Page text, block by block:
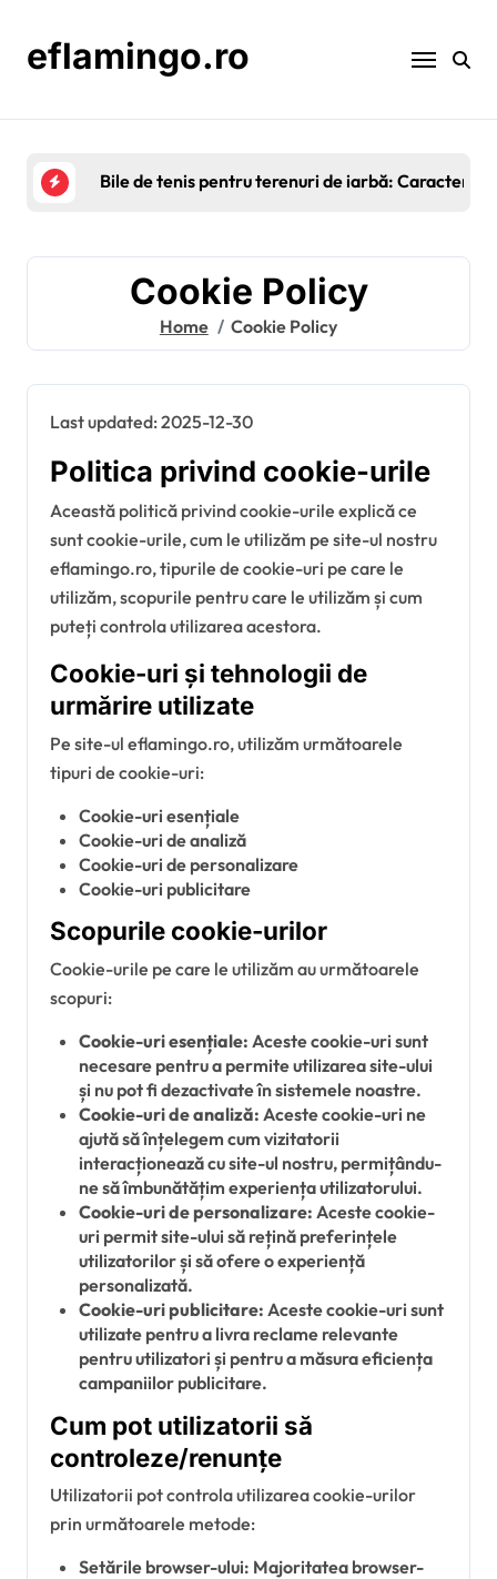
contenteflamingo.ro
Huse din fetru pentru mingile de tenis:
Cookie Policy
Home Cookie Policy
Last updated: 2025-12-30
Politica privind cookie-urile
Această politică privind cookie-urile explică ce
sunt cookie-urile, cum le utilizăm pe site-ul nostru
eflamingo.ro, tipurile de cookie-uri pe care le
utilizăm, scopurile pentru care le utilizăm și cum
puteți controla utilizarea acestora.
Cookie-uri și tehnologii de
urmărire utilizate
Pe site-ul eflamingo.ro, utilizăm următoarele
tipuri de cookie-uri:
Cookie-uri esențiale
Cookie-uri de analiză
Cookie-uri de personalizare
Cookie-uri publicitare
Scopurile cookie-urilor
Cookie-urile pe care le utilizăm au următoarele
scopuri:
Cookie-uri esențiale: Aceste cookie-uri sunt
necesare pentru a permite utilizarea site-ului
și nu pot fi dezactivate în sistemele noastre.
Cookie-uri de analiză: Aceste cookie-uri ne
ajută să înțelegem cum vizitatorii
interacționează cu site-ul nostru, permițându-
ne să îmbunătățim experiența utilizatorului.
Cookie-uri de personalizare: Aceste cookie-
uri permit site-ului să rețină preferințele
utilizatorilor și să ofere o experiență
personalizată.
Cookie-uri publicitare: Aceste cookie-uri sunt
utilizate pentru a livra reclame relevante
pentru utilizatori și pentru a măsura eficiența
campaniilor publicitare.
Cum pot utilizatorii să
controleze/renunțe
Utilizatorii pot controla utilizarea cookie-urilor
prin următoarele metode:
Setările browser-ului: Majoritatea browser-